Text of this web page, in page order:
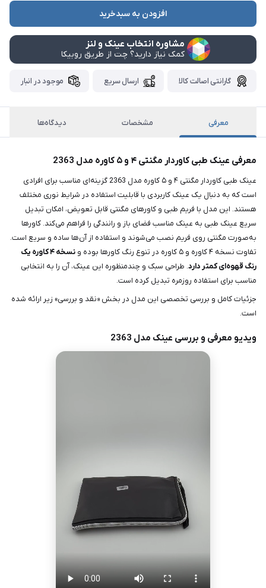
افزودن به سبدخرید
مشاوره انتخاب عینک و لنز
کمک نیاز دارید؟ چت از طریق روبیکا
گارانتی اصالت کالا ارسال سریع موجود در انبار
معرفی مشخصات دیدگاه‌ها
معرفی عینک طبی کاوردار مگنتی ۴ و ۵ کاوره مدل 2363
عینک طبی کاوردار مگنتی ۴ و ۵ کاوره مدل 2363 گزینه‌ای مناسب برای افرادی
است که به دنبال یک عینک کاربردی با قابلیت استفاده در شرایط نوری مختلف
هستند. این مدل با فریم طبی و کاورهای مگنتی قابل تعویض، امکان تبدیل
سریع عینک طبی به عینک مناسب فضای باز و رانندگی را فراهم می‌کند. کاورها
به‌صورت مگنتی روی فریم نصب می‌شوند و استفاده از آن‌ها ساده و سریع است.
تفاوت نسخه ۴ کاوره و ۵ کاوره در تنوع رنگ کاورها بوده و
نسخه ۴ کاوره یک
رنگ قهوه‌ای کمتر دارد. طراحی سبک و چندمنظوره این عینک، آن را به انتخابی
مناسب برای استفاده روزمره تبدیل کرده است.
جزئیات کامل و بررسی تخصصی این مدل در بخش «نقد و بررسی» زیر ارائه شده
است.
ویدیو معرفی و بررسی عینک مدل 2363